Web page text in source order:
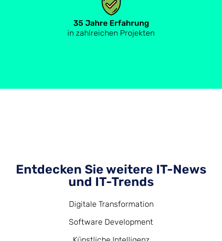
35 Jahre Erfahrung
in zahlreichen Projekten
Entdecken Sie weitere IT-News
und IT-Trends
Digitale Transformation
Software Development